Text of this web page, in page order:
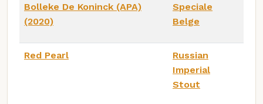
Bolleke De Koninck (APA)
(2020)
Speciale
Belge
Red Pearl
Russian
Imperial
Stout